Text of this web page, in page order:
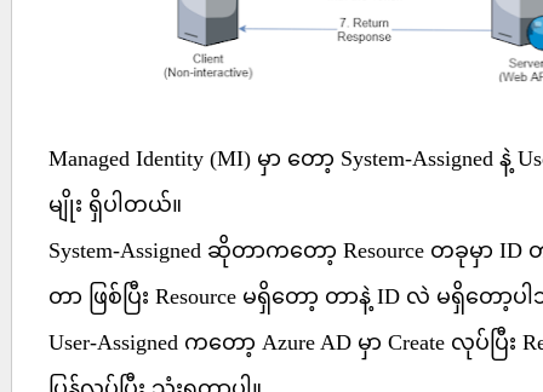
Managed Identity (MI) မှာ တော့ System-Assigned နဲ့
မျိုး ရှိပါတယ်။
System-Assigned ဆိုတာကတော့ Resource တခုမှာ ID
တာ ဖြစ်ပြီး Resource မရှိတော့ တာနဲ့ ID လဲ မရှိတော့ပါ
User-Assigned ကတော့ Azure AD မှာ Create လုပ်ပြီး